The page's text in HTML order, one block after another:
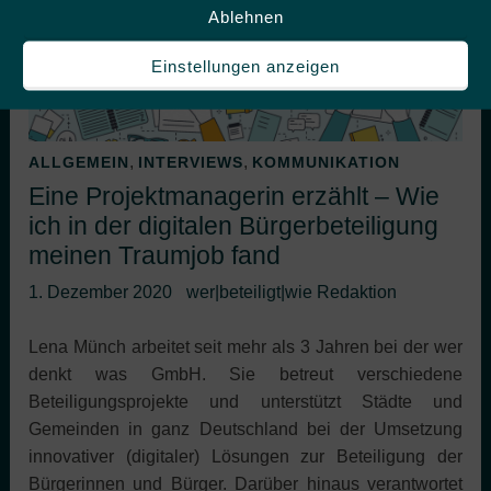
Ablehnen
Einstellungen anzeigen
ALLGEMEIN, INTERVIEWS, KOMMUNIKATION
Eine Projektmanagerin erzählt – Wie
ich in der digitalen Bürgerbeteiligung
meinen Traumjob fand
1. Dezember 2020 wer|beteiligt|wie Redaktion
Lena Münch arbeitet seit mehr als 3 Jahren bei der wer
denkt was GmbH. Sie betreut verschiedene
Beteiligungsprojekte und unterstützt Städte und
Gemeinden in ganz Deutschland bei der Umsetzung
innovativer (digitaler) Lösungen zur Beteiligung der
Bürgerinnen und Bürger. Darüber hinaus verantwortet